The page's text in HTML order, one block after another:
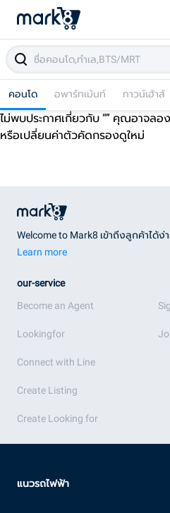
คอนโด อพาร์ทเม้นท์ ทาวน์เฮ้าส์
ไม่พบประกาศเกี่ยวกับ “” คุณอาจลอ
หรือเปลี่ยนค่าตัวคัดกรองดูใหม่
Welcome to Mark8 เข้าถึงลูกค้าได้
Learn more
our-service
Become an Agent
Lookingfor
Connect with Line
Create Listing
Create Looking for
แนวรถไฟฟ้า